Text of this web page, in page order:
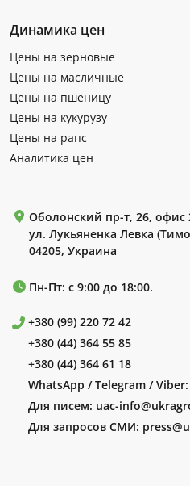
Динамика цен
Цены на зерновые
Цены на масличные
Цены на пшеницу
Цены на кукурузу
Цены на рапс
Аналитика цен
Оболонский пр-т, 26, офис
ул. Лукьяненка Левка
04205, Украина
Пн-Пт: с 9:00 до 18:00.
+380 (99) 220 72 42
+380 (44) 364 55 85
+380 (44) 364 61 18
WhatsApp / Telegram / Viber:
Для писем: uac-
Для запросов СМИ: